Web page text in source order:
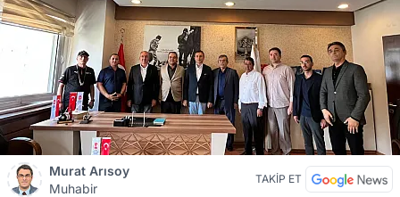
Murat Arısoy
Muhabir
TAKİP ET